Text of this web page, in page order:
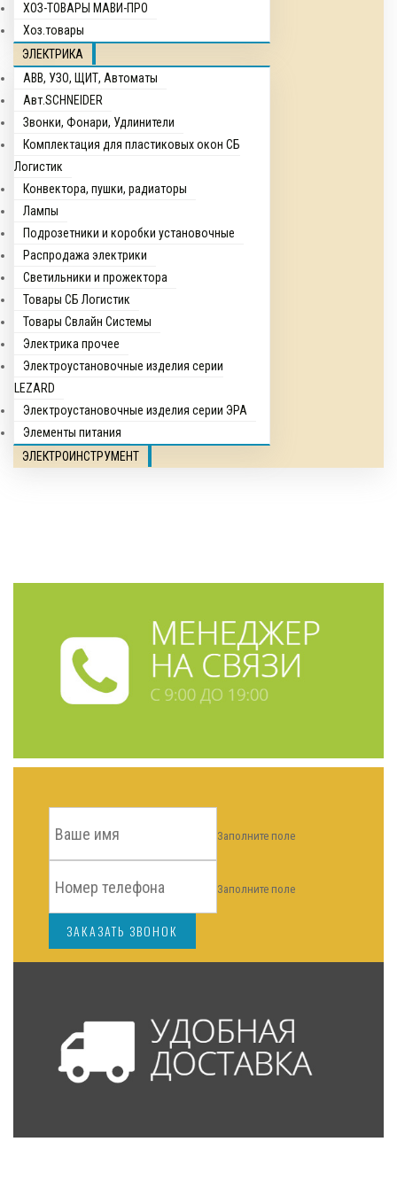
ХОЗ-ТОВАРЫ МАВИ-ПРО
Хоз.товары
ЭЛЕКТРИКА
ABB, УЗО, ЩИТ, Автоматы
Авт.SCHNEIDER
Звонки, Фонари, Удлинители
Комплектация для пластиковых окон СБ
Логистик
Конвектора, пушки, радиаторы
Лампы
Подрозетники и коробки установочные
Распродажа электрики
Светильники и прожектора
Товары СБ Логистик
Товары Свлайн Системы
Электрика прочее
Электроустановочные изделия серии
LEZARD
Электроустановочные изделия серии ЭРА
Элементы питания
ЭЛЕКТРОИНСТРУМЕНТ
Заполните поле
Заполните поле
ЗАКАЗАТЬ ЗВОНОК